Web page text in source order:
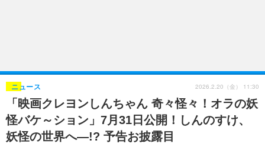
ゲーム グッズ
イベント 海外
海外イベント ビジネス
俳優・タレント アーティスト
ビジネス
アニメ 実写
書評 イベント
動画
アニメ
連載・コラム
「映画クレヨンしんちゃん 奇々怪々！オラの妖
怪バケ～ション」7月31日公開！しんのすけ、
妖怪の世界へ―!? 予告お披露目
ニュース 2026.2.20（金） 11:30